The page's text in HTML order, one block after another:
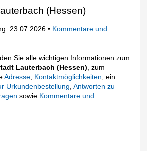
(Hessen)
23.07.2026 • Kommentare und
Sie alle wichtigen Informationen zum
Lauterbach (Hessen) , zum
Adresse Kontaktmöglichkeiten , ein
Urkundenbestellung ,Antworten zu
sowie Kommentare und